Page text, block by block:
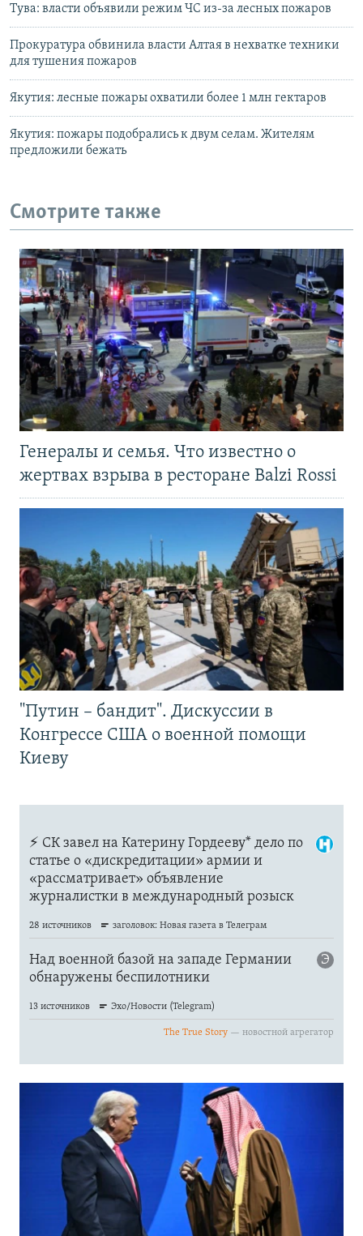
Тува: власти объявили режим ЧС из-за лесных пожаров
Прокуратура обвинила власти Алтая в нехватке техники
для тушения пожаров
Якутия: лесные пожары охватили более 1 млн гектаров
Якутия: пожары подобрались к двум селам. Жителям
предложили бежать
Смотрите также
Генералы и семья. Что известно о
жертвах взрыва в ресторане Balzi Rossi
"Путин – бандит". Дискуссии в
Конгрессе США о военной помощи
Киеву